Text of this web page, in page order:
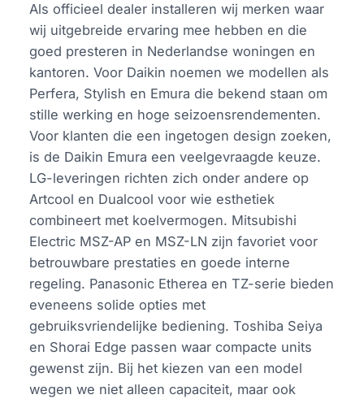
Als officieel dealer installeren wij merken waar
wij uitgebreide ervaring mee hebben en die
goed presteren in Nederlandse woningen en
kantoren. Voor Daikin noemen we modellen als
Perfera, Stylish en Emura die bekend staan om
stille werking en hoge seizoensrendementen.
Voor klanten die een ingetogen design zoeken,
is de Daikin Emura een veelgevraagde keuze.
LG-leveringen richten zich onder andere op
Artcool en Dualcool voor wie esthetiek
combineert met koelvermogen. Mitsubishi
Electric MSZ-AP en MSZ-LN zijn favoriet voor
betrouwbare prestaties en goede interne
regeling. Panasonic Etherea en TZ-serie bieden
eveneens solide opties met
gebruiksvriendelijke bediening. Toshiba Seiya
en Shorai Edge passen waar compacte units
gewenst zijn. Bij het kiezen van een model
wegen we niet alleen capaciteit, maar ook